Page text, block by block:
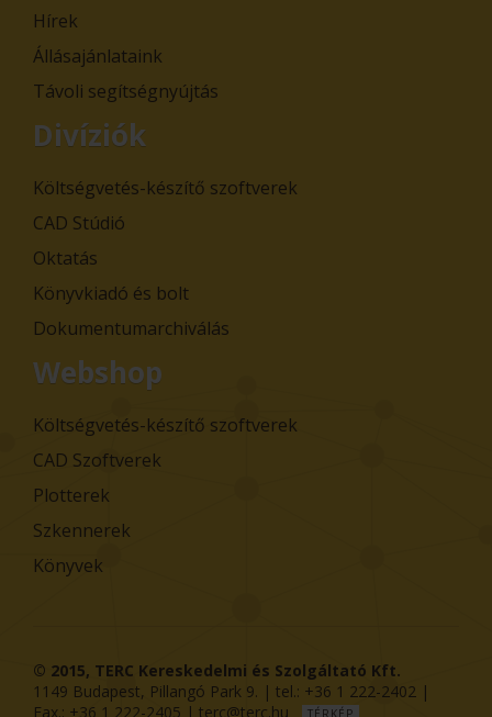
Hírek
Állásajánlataink
Távoli segítségnyújtás
Divíziók
Költségvetés-készítő szoftverek
CAD Stúdió
Oktatás
Könyvkiadó és bolt
Dokumentumarchiválás
Webshop
Költségvetés-készítő szoftverek
CAD Szoftverek
Plotterek
Szkennerek
Könyvek
© 2015, TERC Kereskedelmi és Szolgáltató Kft.
1149 Budapest, Pillangó Park 9. | tel.: +36 1 222-2402 |
Fax.: +36 1 222-2405 | terc@terc.hu TÉRKÉP